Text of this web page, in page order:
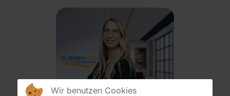
Wir benutzen Cookies